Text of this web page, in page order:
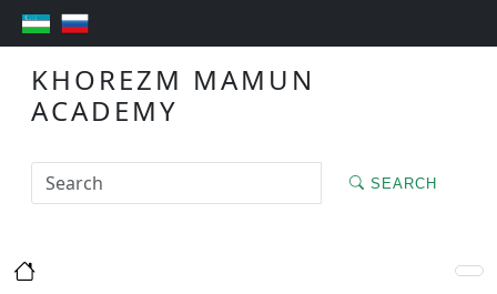
KHOREZM MAMUN
ACADEMY
SEARCH